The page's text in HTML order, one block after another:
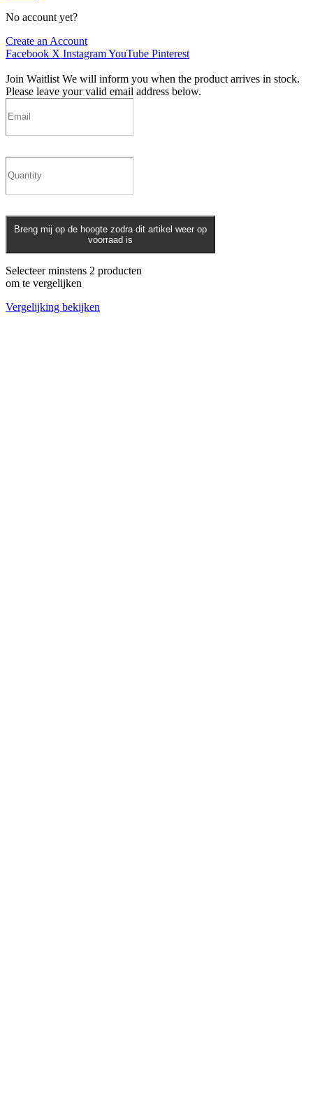
No account yet?
Create an Account
Facebook X InstagramYouTube Pinterest
Join Waitlist We will inform you when the product arrives in stock.
Please leave your valid email address below.
Breng mij op de hoogte zodra dit artikel weer op
voorraad is
Selecteer minstens 2 producten
om te vergelijken
Vergelijking bekijken